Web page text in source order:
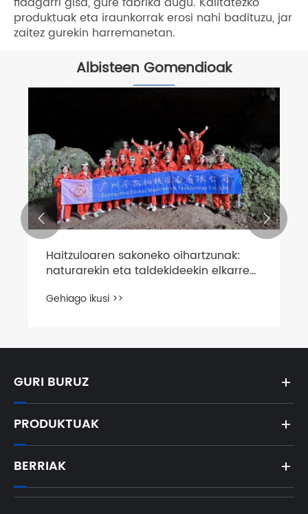
produktuak eta iraunkorrak erosi nahi badituzu, jar
zaitez gurekin harremanetan.
Albisteen Gomendioak
Haitzuloaren sakoneko oihartzunak:
naturarekin eta taldekideekin elkarren
Gehiago ikusi >>
 
GURI BURUZ
PRODUKTUAK
BERRIAK